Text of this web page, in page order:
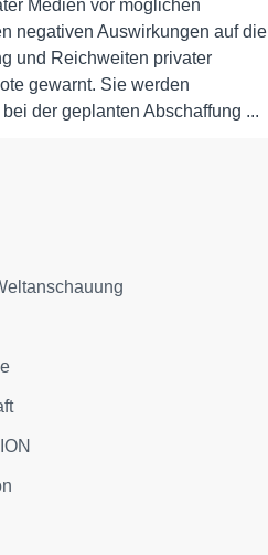
Medien vor möglichen
negativen Auswirkungen auf die
und Reichweiten privater
gewarnt. Sie werden
der geplanten Abschaffung ...